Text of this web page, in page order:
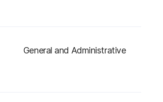
General and Administrative